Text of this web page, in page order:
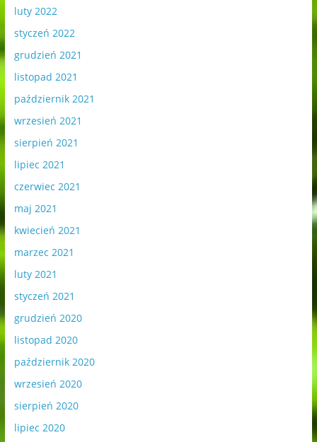
luty 2022
styczeń 2022
grudzień 2021
listopad 2021
październik 2021
wrzesień 2021
sierpień 2021
lipiec 2021
czerwiec 2021
maj 2021
kwiecień 2021
marzec 2021
luty 2021
styczeń 2021
grudzień 2020
listopad 2020
październik 2020
wrzesień 2020
sierpień 2020
lipiec 2020